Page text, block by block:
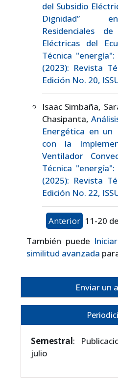
del Subsidio
Dignidad”
Residenciales
Eléctricas del
Técnica
(2023): Revista
Edición No. 20,
Isaac Simbaña,
Chasipanta,
Energética en un
con la
Ventilador
Técnica
(2025): Revista
Edición No. 22,
Anterior 11-20
También puede
similitud avanzada
Enviar un
Semestral:
julio